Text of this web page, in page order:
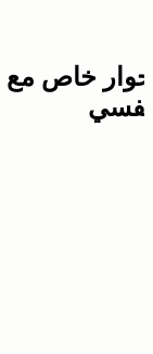
حوار خاص مع
نفسي